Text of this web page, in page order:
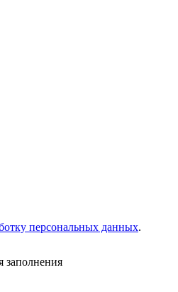
персональных данных.
заполнения